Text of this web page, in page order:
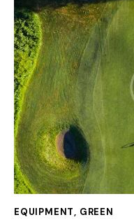
EQUIPMENT, GREEN